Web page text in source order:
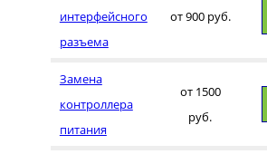
интерфейсного
разъема
от 900 руб.
Замена
контроллера
питания
от 1500
руб.